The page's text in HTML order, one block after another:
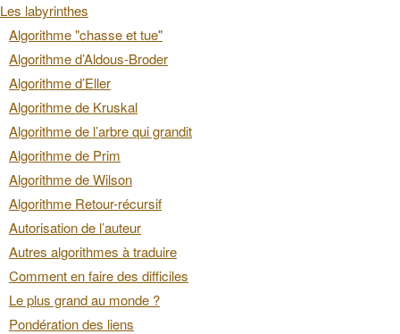
Les labyrinthes
Algorithme "chasse et tue"
Algorithme d’Aldous-Broder
Algorithme d’Eller
Algorithme de Kruskal
Algorithme de l’arbre qui grandit
Algorithme de Prim
Algorithme de Wilson
Algorithme Retour-récursif
Autorisation de l’auteur
Autres algorithmes à traduire
Comment en faire des difficiles
Le plus grand au monde ?
Pondération des liens